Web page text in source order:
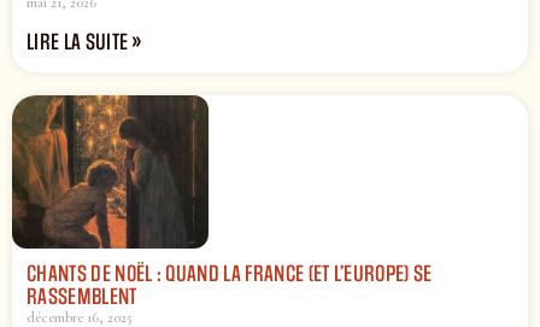
LIRE LA SUITE »
CHANTS DE NOËL : QUAND LA FRANCE (ET L’EUROPE) SE
RASSEMBLENT
décembre 16, 2025